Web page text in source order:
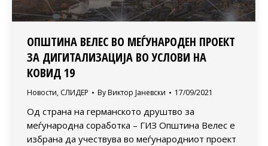
ОПШТИНА ВЕЛЕС ВО МЕЃУНАРОДЕН ПРОЕКТ
ЗА ДИГИТАЛИЗАЦИЈА ВО УСЛОВИ НА
КОВИД 19
Новости, СЛИДЕР By Виктор Јаневски 17/09/2021
Од страна на германското друштво за
меѓународна соработка – ГИЗ Општина Велес е
избрана да учествува во меѓународниот проект